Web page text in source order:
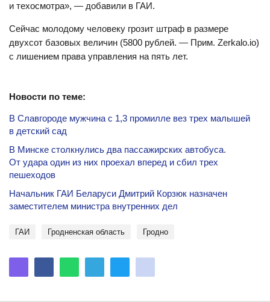
и техосмотра», — добавили в ГАИ.
Сейчас молодому человеку грозит штраф в размере
двухсот базовых величин (5800 рублей. — Прим. Zerkalo.io)
с лишением права управления на пять лет.
Новости по теме:
В Славгороде мужчина с 1,3 промилле вез трех малышей
в детский сад
В Минске столкнулись два пассажирских автобуса.
От удара один из них проехал вперед и сбил трех
пешеходов
Начальник ГАИ Беларуси Дмитрий Корзюк назначен
заместителем министра внутренних дел
ГАИ Гродненская область Гродно